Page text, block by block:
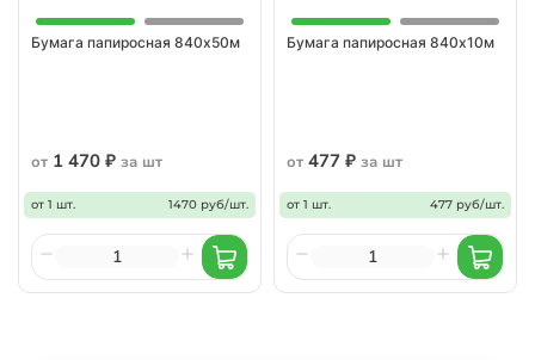
Бумага папиросная 840х50м
от 1 470 ₽ за шт
от 1 шт. 1470 руб/шт.
Бумага папиросная 840х10м
от 477 ₽ за шт
от 1 шт. 477 руб/шт.